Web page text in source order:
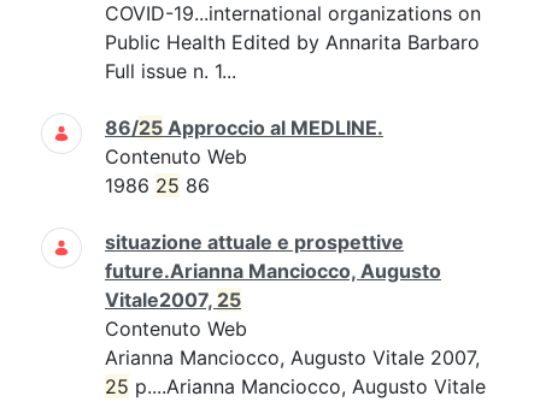
COVID-19...international organizations on
Public Health Edited by Annarita Barbaro
Full issue n. 1...
86/25 Approccio al MEDLINE.
Contenuto Web
1986 25 86
situazione attuale e prospettive
future.Arianna Manciocco, Augusto
Vitale2007, 25
Contenuto Web
Arianna Manciocco, Augusto Vitale 2007,
25 p....Arianna Manciocco, Augusto Vitale